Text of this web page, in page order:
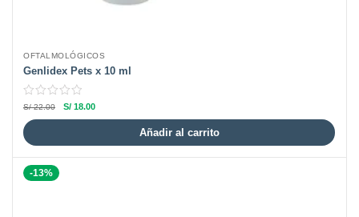
OFTALMOLÓGICOS
Genlidex Pets x 10 ml
S/22.00 S/ 18.00
Añadir al carrito
-13%